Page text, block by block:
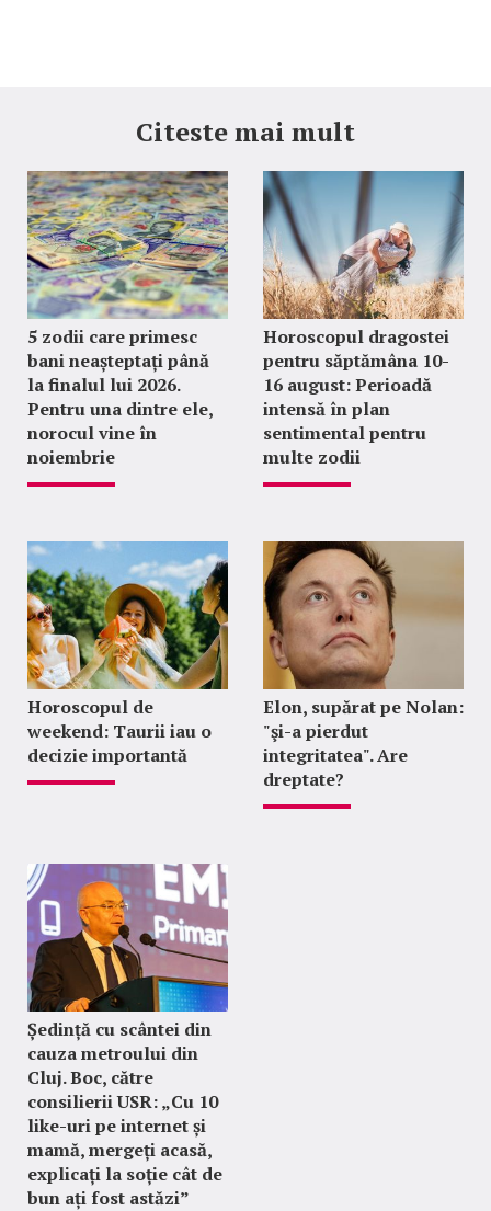
Citeste mai mult
5 zodii care primesc
bani neașteptați până
la finalul lui 2026.
Pentru una dintre ele,
norocul vine în
noiembrie
Horoscopul dragostei
pentru săptămâna 10-
16 august: Perioadă
intensă în plan
sentimental pentru
multe zodii
Horoscopul de
weekend: Taurii iau o
decizie importantă
Elon, supărat pe Nolan:
"şi-a pierdut
integritatea". Are
dreptate?
Ședință cu scântei din
cauza metroului din
Cluj. Boc, către
consilierii USR: „Cu 10
like-uri pe internet și
mamă, mergeți acasă,
explicați la soție cât de
bun ați fost astăzi”